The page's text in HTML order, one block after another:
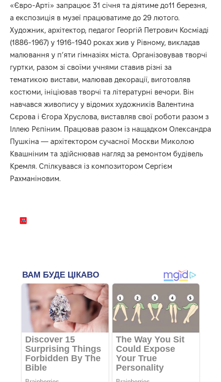
«Євро-Арті» запрацює 31 січня та діятиме до11 березня,
а експозиція в музеї працюватиме до 29 лютого.
Художник, архітектор, педагог Георгій Петрович Косміаді
(1886-1967) у 1916-1940 роках жив у Рівному, викладав
малювання у п’яти гімназіях міста. Організовував творчі
гуртки, разом зі своїми учнями ставив різні за
тематикою вистави, малював декорації, виготовляв
костюми, ініціював творчі та літературні вечори. Він
навчався живопису у відомих художників Валентина
Сєрова і Єгора Хруслова, виставляв свої роботи разом з
Іллею Рєпіним. Працював разом із нащадком Олександра
Пушкіна — архітектором сучасної Москви Миколою
Квашніним та здійснював нагляд за ремонтом будівель
Кремля. Спілкувався із композитором Сергієм
Рахманіновим.